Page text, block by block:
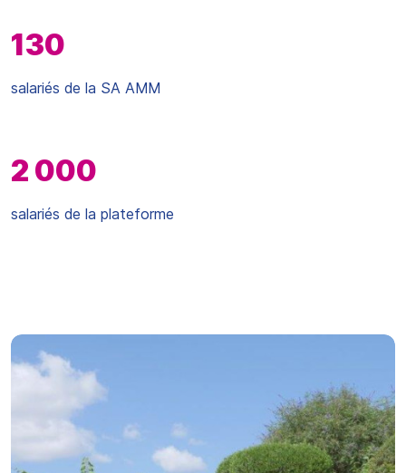
130
salariés de la SA AMM
2 000
salariés de la plateforme